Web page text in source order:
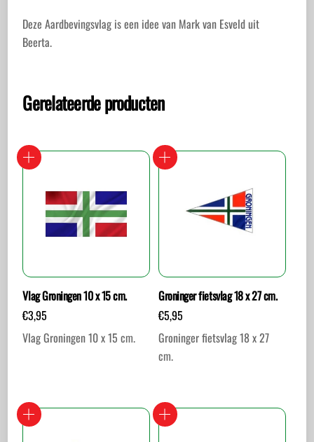
Deze Aardbevingsvlag is een idee van Mark van Esveld uit
Beerta.
Gerelateerde producten
Vlag Groningen 10 x 15 cm.
€3,95
Vlag Groningen 10 x 15 cm.
Groninger fietsvlag 18 x 27 cm.
€5,95
Groninger fietsvlag 18 x 27
cm.